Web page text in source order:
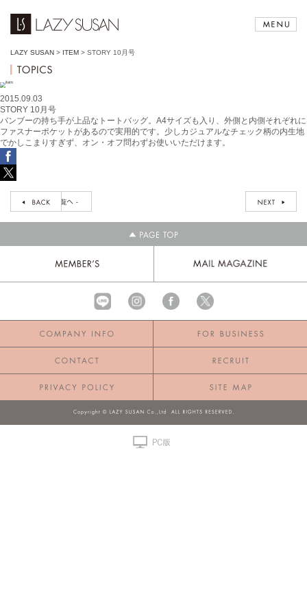
LAZY SUSAN > ITEM > STORY 10月号
2015.09.03
STORY 10月号
バンブーの持ち手が上品なトートバッグ。A4サイズも入り、外側と内側それぞれに
ファスナーポケットがあるので実用的です。少しカジュアルなチェック柄の内生地
でかしこまりすぎず、オン・オフ問わずお使いいただけます。